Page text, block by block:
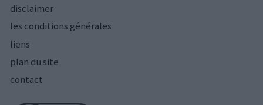
disclaimer
les conditions générales
liens
plan du site
contact